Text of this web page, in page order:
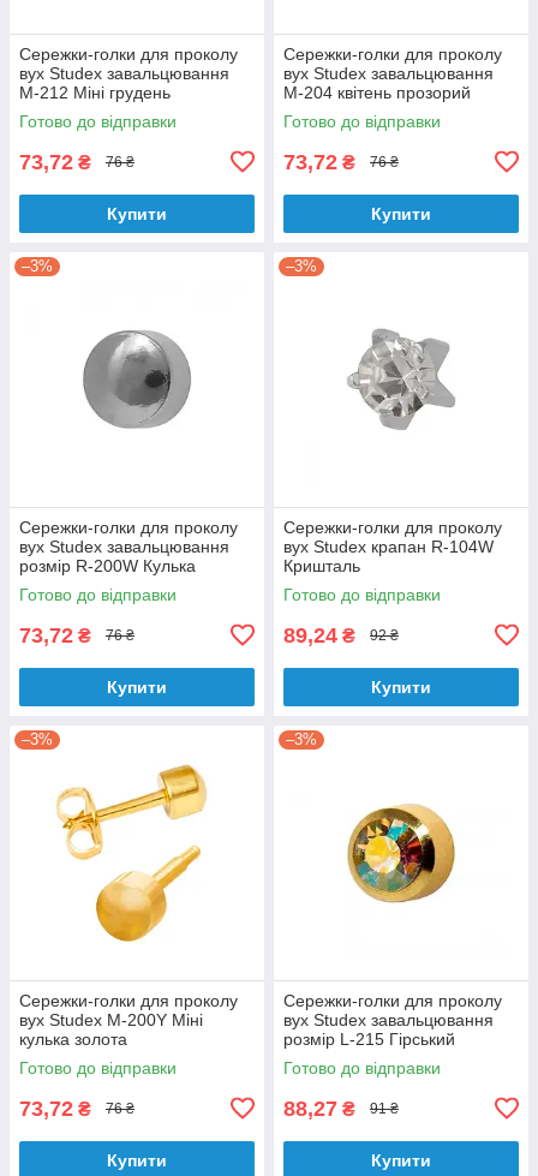
Сережки-голки для проколу
вух Studex завальцювання
М-212 Міні грудень
Готово до відправки
73,72 ₴ 76 ₴
Купити
Сережки-голки для проколу
вух Studex завальцювання
М-204 квітень прозорий
Готово до відправки
73,72 ₴ 76 ₴
Купити
–3%
Сережки-голки для проколу
вух Studex завальцювання
розмір R-200W Кулька
Готово до відправки
73,72 ₴ 76 ₴
Купити
–3%
Сережки-голки для проколу
вух Studex крапан R-104W
Кришталь
Готово до відправки
89,24 ₴ 92 ₴
Купити
–3%
Сережки-голки для проколу
вух Studex М-200Y Міні
кулька золота
Готово до відправки
73,72 ₴ 76 ₴
Купити
–3%
Сережки-голки для проколу
вух Studex завальцювання
розмір L-215 Гірський
кришталь хамелеон
Готово до відправки
88,27 ₴ 91 ₴
Купити